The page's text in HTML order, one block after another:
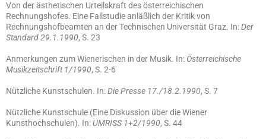
Von der ästhetischen Urteilskraft des österreichischen
Rechnungshofes. Eine Fallstudie anläßlich der Kritik von
Rechnungshofbeamten an der Technischen Universität Graz. In:Der
Standard 29.1.1990, S. 23
Anmerkungen zum Wienerischen in der Musik. In: Österreichische
Musikzeitschrift 1/1990, S. 2-6
Nützliche Kunstschulen. In:Die Presse 17./18.2.1990, S. 7
Nützliche Kunstschule (Eine Diskussion über die Wiener
Kunsthochschulen). In:UMRISS 1+2/1990, S. 44